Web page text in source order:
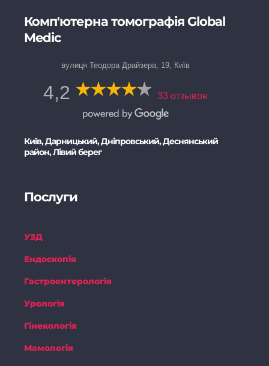
Комп'ютерна томографія Global
Medic
вулиця Теодора Драйзера, 19, Київ
4,2 33 отзывов
Київ, Дарницький, Дніпровський, Деснянський
район, Лівий берег
Послуги
УЗД
Ендоскопія
Гастроентерологія
Урологія
Гінекологія
Мамологія